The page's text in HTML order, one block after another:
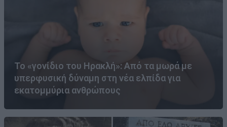
Το «γονίδιο του Ηρακλή»: Από τα μωρά με
υπερφυσική δύναμη στη νέα ελπίδα για
εκατομμύρια ανθρώπους